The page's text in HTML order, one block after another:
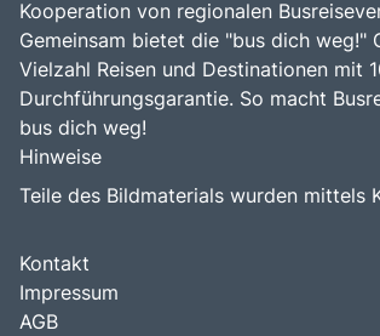
Kooperation von regionalen
Gemeinsam bietet die "bus dich weg!"
Vielzahl Reisen und Destinationen mit
Durchführungsgarantie. So macht
bus dich weg!
Hinweise
Teile des Bildmaterials wurden mittels
Kontakt
Impressum
AGB